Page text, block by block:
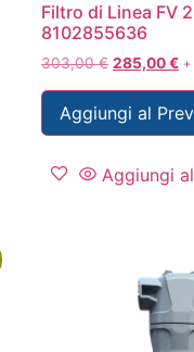
Filtro di Linea FV
8102855636
303,00€ 285,00€ +
Aggiungi al
Aggiungi